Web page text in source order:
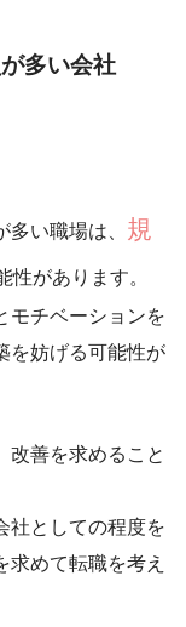
多い会社
い職場は、 規
性があります。
モチベーションを
を妨げる可能性が
改善を求めること
社としての程度を
求めて転職を考え